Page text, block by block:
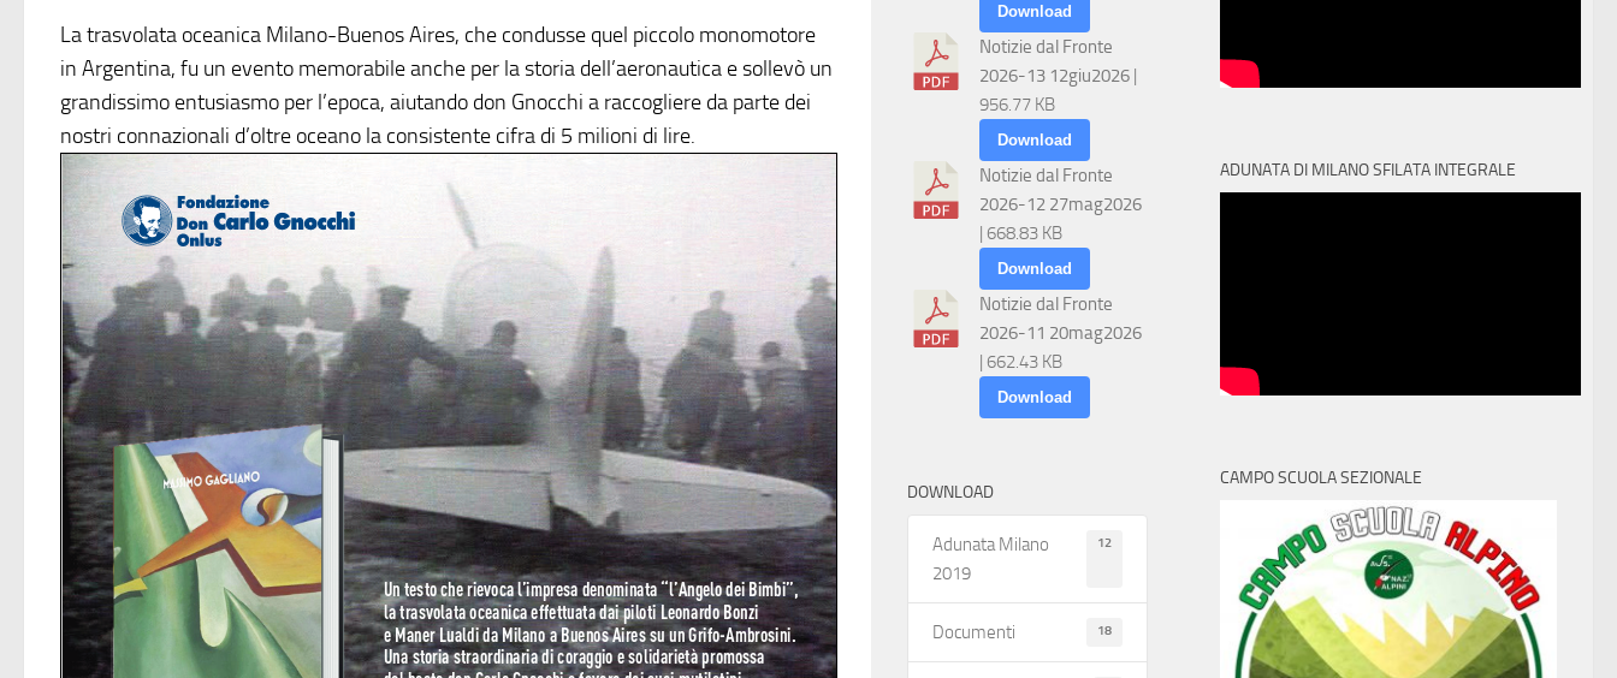
La trasvolata oceanica Milano-Buenos Aires, che condusse quel piccolo monomotore
in Argentina, fu un evento memorabile anche per la storia dell’aeronautica e sollevò un
grandissimo entusiasmo per l’epoca, aiutando don Gnocchi a raccogliere da parte dei
nostri connazionali d’oltre oceano la consistente cifra di 5 milioni di lire.
ADUNATA DI MILANO SFILATA INTEGRALE
CAMPO SCUOLA SEZIONALE
Download
Notizie dal Fronte
2026-13 12giu2026 |
956.77 KB
Download
Notizie dal Fronte
2026-12 27mag2026
| 668.83 KB
Download
Notizie dal Fronte
2026-11 20mag2026
| 662.43 KB
Download
DOWNLOAD
Adunata Milano
2019
12
Documenti 18